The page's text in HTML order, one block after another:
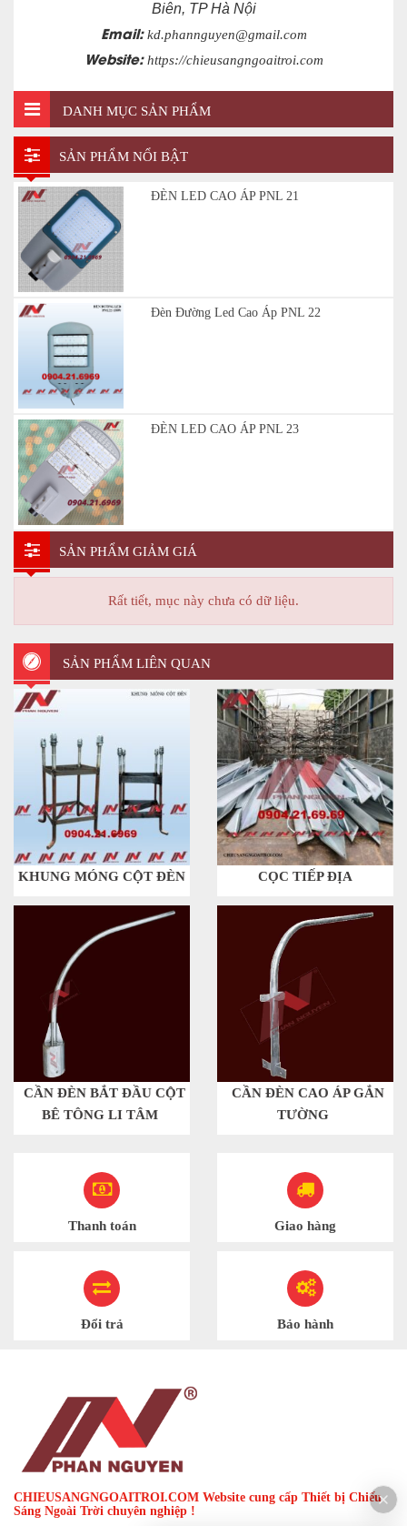
Biên, TP Hà Nội
Email:kd.phannguyen@gmail.com
Website:https://chieusangngoaitroi.com
DANH MỤC SẢN PHẨM
SẢN PHẨM NỔI BẬT
ĐÈN LED CAO ÁP PNL 21
Đèn Đường Led Cao Áp PNL 22
ĐÈN LED CAO ÁP PNL 23
SẢN PHẨM GIẢM GIÁ
Rất tiết, mục này chưa có dữ liệu.
SẢN PHẨM LIÊN QUAN
KHUNG MÓNG CỘT ĐÈN CỌC TIẾP ĐỊA
CẦN ĐÈN BẮT ĐẦU CỘT
BÊ TÔNG LI TÂM
CẦN ĐÈN CAO ÁP GẮN
TƯỜNG
Thanh toán Giao hàng
Đổi trả Bảo hành
CHIEUSANGNGOAITROI.COM Website cung cấp Thiết bị Chiếu
Sáng Ngoài Trời chuyên nghiệp !